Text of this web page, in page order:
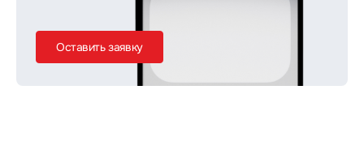
Оставить заявку